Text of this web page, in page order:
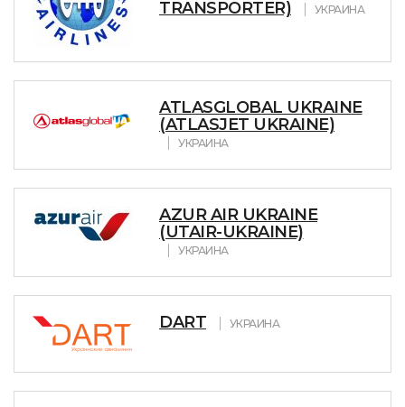
TRANSPORTER)
УКРАИНА
ATLASGLOBAL UKRAINE
(ATLASJET UKRAINE)
УКРАИНА
AZUR AIR UKRAINE
(UTAIR-UKRAINE)
УКРАИНА
DART УКРАИНА